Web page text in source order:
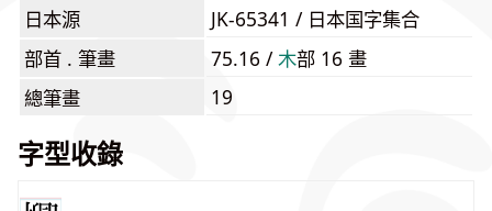
日本源
JK-65341 / 日本国字集合
部首 . 筆畫
75.16 /⽊部 16 畫
總筆畫
19
字型收錄